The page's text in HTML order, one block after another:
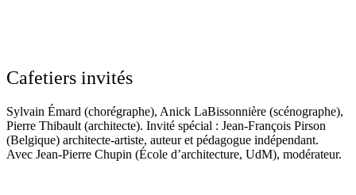
Cafetiers invités
Sylvain Émard (chorégraphe), Anick LaBissonnière (scénographe),
Pierre Thibault (architecte). Invité spécial : Jean-François Pirson
(Belgique) architecte-artiste, auteur et pédagogue indépendant.
Avec Jean-Pierre Chupin (École d’architecture, UdM), modérateur.